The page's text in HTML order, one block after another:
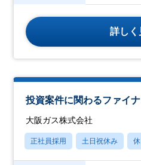
詳しく
投資案件に関わるファイ
大阪ガス株式会社
正社員採用 土日祝休み